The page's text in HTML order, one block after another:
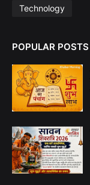
Technology
POPULAR POSTS